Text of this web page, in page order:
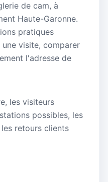
de cam, à
Haute-Garonne.
pratiques
visite, comparer
l'adresse de
les visiteurs
possibles, les
retours clients